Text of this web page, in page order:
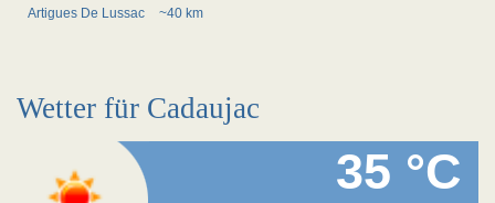
Artigues De Lussac ~40 km
Wetter für Cadaujac
35 °C